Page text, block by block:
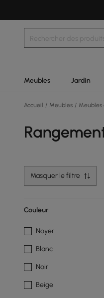
Meubles Jardin
Accueil / Meubles / Meubles
Masquer le filtre
Couleur
Noyer
Blanc
Noir
Beige